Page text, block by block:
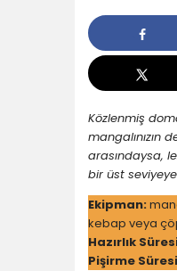
Közlenmiş
mangalınızın
arasındaysa,
bir üst
Ekipman:
kebap veya
Hazırlık
Pişirme